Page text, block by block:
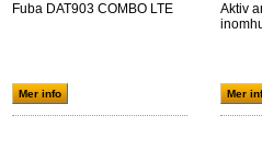
Fuba DAT903 COMBO LTE
Mer info
Aktiv
Mer